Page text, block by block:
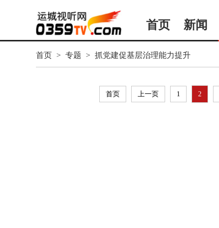
首页 新闻
首页 > 专题 > 抓党建促基层治理能力提升
首页 上一页 1 2